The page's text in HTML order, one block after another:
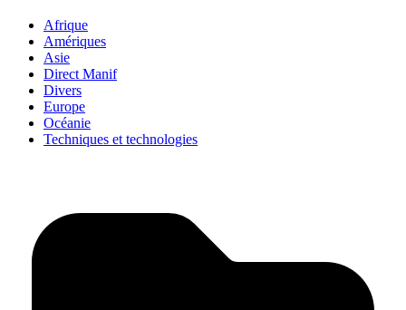
Afrique
Amériques
Asie
Direct Manif
Divers
Europe
Océanie
Techniques et technologies